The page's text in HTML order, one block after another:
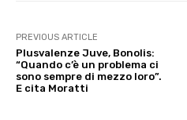
PREVIOUS ARTICLE
Plusvalenze Juve, Bonolis:
“Quando c’è un problema ci
sono sempre di mezzo loro”.
E cita Moratti